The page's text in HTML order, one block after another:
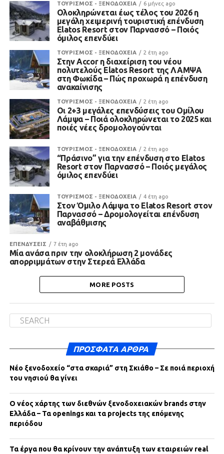
ΤΟΥΡΙΣΜΟΣ - ΞΕΝΟΔΟΧΕΙΑ 6 μήνες ago
Ολοκληρώνεται έως τέλος του 2026 η
μεγάλη χειμερινή τουριστική επένδυση
Elatos Resort στον Παρνασσό – Ποιός
όμιλος επενδύει
ΤΟΥΡΙΣΜΟΣ - ΞΕΝΟΔΟΧΕΙΑ 2 έτη ago
Στην Accor η διαχείριση του νέου
πολυτελούς Elatos Resort της ΛΑΜΨΑ
στη Φωκίδα – Πώς προχωρά η επένδυση
ανακαίνισης
ΤΟΥΡΙΣΜΟΣ - ΞΕΝΟΔΟΧΕΙΑ 2 έτη ago
Οι 2+3 μεγάλες επενδύσεις του Ομίλου
Λάμψα – Ποιά ολοκληρώνεται το 2025 και
ποιές νέες δρομολογούνται
ΤΟΥΡΙΣΜΟΣ - ΞΕΝΟΔΟΧΕΙΑ 2 έτη ago
“Πράσινο” για την επένδυση στο Elatos
Resort στον Παρνασσό – Ποιός μεγάλος
όμιλος επενδύει
ΤΟΥΡΙΣΜΟΣ - ΞΕΝΟΔΟΧΕΙΑ 4 έτη ago
Στον Όμιλο Λάμψα το Elatos Resort στον
Παρνασσό – Δρομολογείται επένδυση
αναβάθμισης
ΕΠΕΝΔΥΣΕΙΣ 7 έτη ago
Μία ανάσα πριν την ολοκλήρωση 2 μονάδες
απορριμμάτων στην Στερεά Ελλάδα
MORE POSTS
ΠΡΌΣΦΑΤΑ ΆΡΘΡΑ
Νέο ξενοδοχείο “στα σκαριά” στη Σκιάθο – Σε ποιά περιοχή
του νησιού θα γίνει
Ο νέος χάρτης των διεθνών ξενοδοχειακών brands στην
Ελλάδα – Τα openings και τα projects της επόμενης
περιόδου
Τα έργα που θα κρίνουν την ανάπτυξη των εταιρειών real